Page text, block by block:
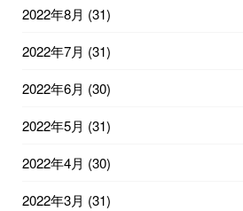
2022年8月 (31)
2022年7月 (31)
2022年6月 (30)
2022年5月 (31)
2022年4月 (30)
2022年3月 (31)